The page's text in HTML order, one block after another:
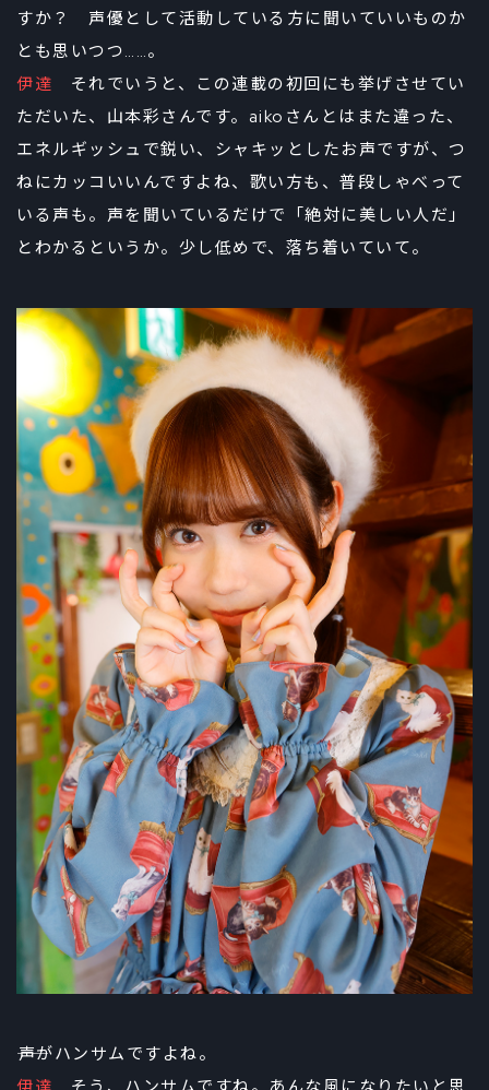
すか？ 声優として活動している方に聞いていいものか
とも思いつつ……。
伊達 それでいうと、この連載の初回にも挙げさせてい
ただいた、山本彩さんです。aikoさんとはまた違った、
エネルギッシュで鋭い、シャキッとしたお声ですが、つ
ねにカッコいいんですよね、歌い方も、普段しゃべって
いる声も。声を聞いているだけで「絶対に美しい人だ」
とわかるというか。少し低めで、落ち着いていて。
――声がハンサムですよね。